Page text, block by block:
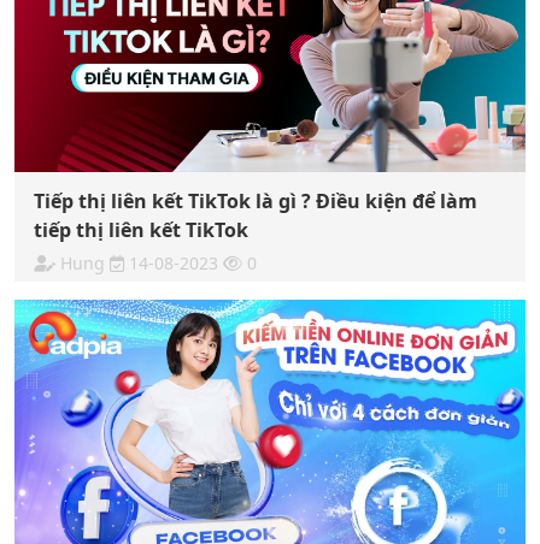
Tiếp thị liên kết TikTok là gì ? Điều kiện để làm
tiếp thị liên kết TikTok
Hung 14-08-2023 0